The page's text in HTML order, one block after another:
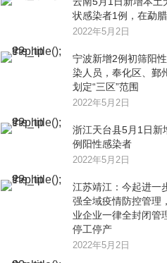
状感染者1例，在勐
2022年5月2日
宁波新增2例初筛阳
染人员，奉化区、鄞
划定“三区”范围
2022年5月2日
浙江天台县5月1日新
例阳性感染者
2022年5月2日
江苏靖江：今起进一
强全域疫情防控管理
业企业一律全封闭管
停工停产
2022年5月2日